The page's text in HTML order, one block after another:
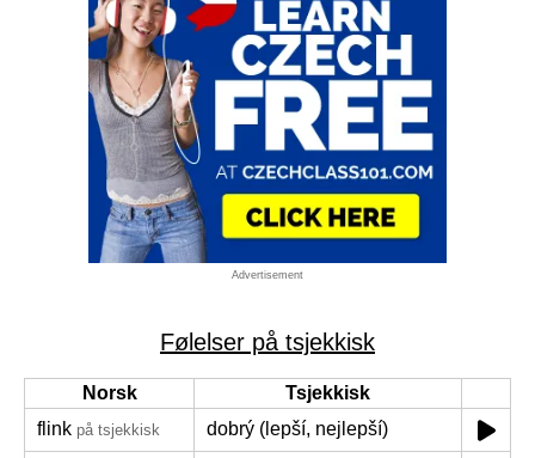
Advertisement
Følelser på tsjekkisk
Norsk
Tsjekkisk
flink på tsjekkisk dobrý (lepší, nejlepší)